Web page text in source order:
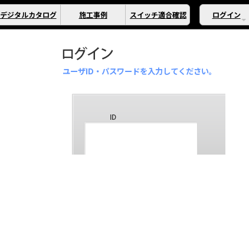
デジタルカタログ 施工事例 スイッチ適合確認 ログイン
ユーザID・パスワードを入力してください。